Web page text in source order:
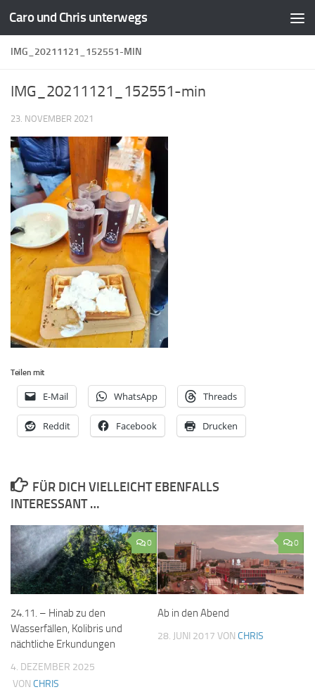
Zum Inhalt springen
Caro und Chris unterwegs
IMG_20211121_152551-MIN
IMG_20211121_152551-min
23. NOVEMBER 2021
Teilen mit
E-Mail WhatsApp Threads
Reddit Facebook Drucken
FÜR DICH VIELLEICHT EBENFALLS
INTERESSANT …
0
24.11. – Hinab zu den
Wasserfällen, Kolibris und
nächtliche Erkundungen
4. DEZEMBER 2025
VON CHRIS
0
Ab in den Abend
28. JUNI 2017 VON CHRIS